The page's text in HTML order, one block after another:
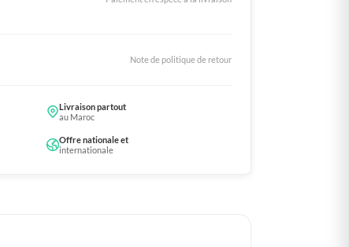
Note de politique de retour
Livraison partout
au Maroc
Offre nationale et
internationale